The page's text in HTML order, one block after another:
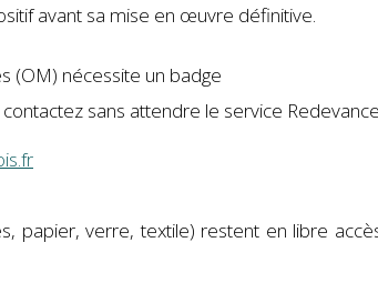
à la personne
d'accueil
CCAS
avant sa mise en œuvre définitive.
(OM) nécessite un badge
sans attendre le service
papier, verre, textile) restent en libre